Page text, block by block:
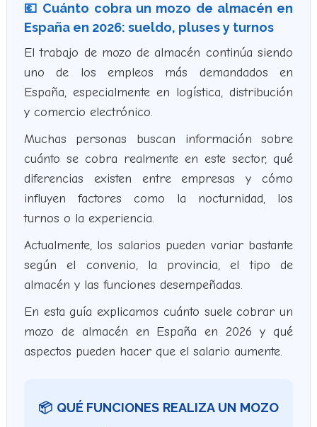
💶 Cuánto cobra un mozo de almacén en
España en 2026: sueldo, pluses y turnos
El trabajo de mozo de almacén continúa siendo
uno de los empleos más demandados en
España, especialmente en logística, distribución
y comercio electrónico.
Muchas personas buscan información sobre
cuánto se cobra realmente en este sector, qué
diferencias existen entre empresas y cómo
influyen factores como la nocturnidad, los
turnos o la experiencia.
Actualmente, los salarios pueden variar bastante
según el convenio, la provincia, el tipo de
almacén y las funciones desempeñadas.
En esta guía explicamos cuánto suele cobrar un
mozo de almacén en España en 2026 y qué
aspectos pueden hacer que el salario aumente.
📦 QUÉ FUNCIONES REALIZA UN MOZO